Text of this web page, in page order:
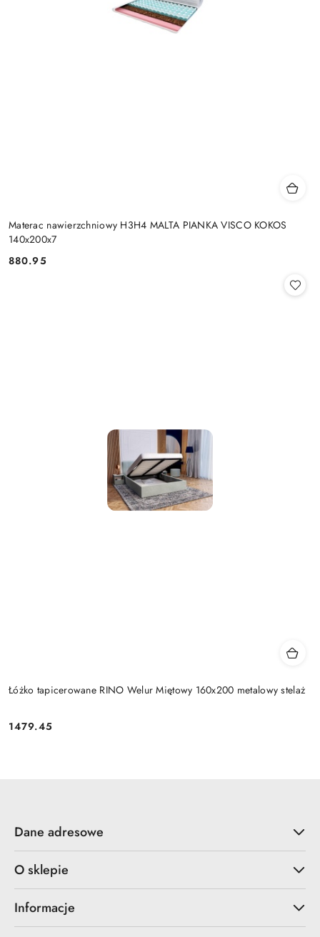
Materac nawierzchniowy H3H4 MALTA PIANKA VISCO KOKOS
140x200x7
Cena:
880.95
Łóżko tapicerowane RINO Welur Miętowy 160x200 metalowy stelaż
Cena:
1479.45
Dane adresowe
O sklepie
Informacje